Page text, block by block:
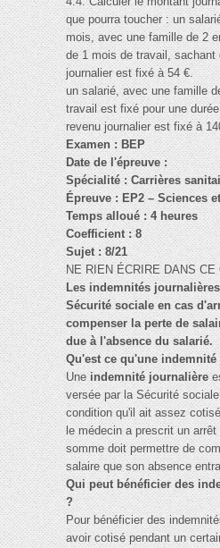
que pourra toucher : un
mois, avec une famille de 2
de 1 mois de travail, sachant
journalier est fixé à 54 €.
un salarié, avec une famille
travail est fixé pour une
revenu journalier est fixé à
Examen : BEP
Date de l'épreuve :
Spécialité : Carrières
Épreuve : EP2 – Sciences
Temps alloué : 4 heures
Coefficient : 8
Sujet : 8/21
NE RIEN ÉCRIRE DANS CE
Les indemnités
Sécurité sociale en cas
compenser la perte de
due à l'absence du salarié.
Qu'est ce qu'une
Une indemnité journalière
versée par la Sécurité
condition qu'il ait assez
le médecin a prescrit un
somme doit permettre de
salaire que son absence
Qui peut bénéficier des
?
Pour bénéficier des
avoir cotisé pendant un